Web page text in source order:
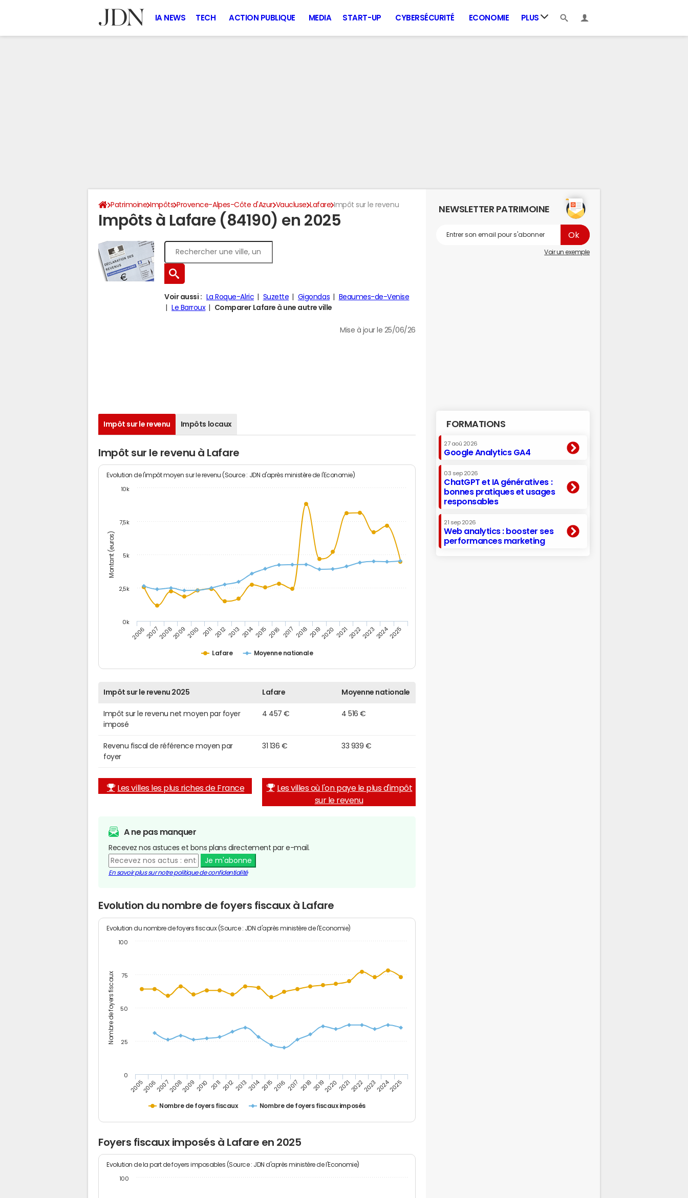
IA NEWS TECH ACTION PUBLIQUE MEDIA START-UP CYBERSÉCURITÉ ECONOMIE PLUS
Patrimoine Impôts Provence-Alpes-Côte d'Azur Vaucluse Lafare Impôt sur le revenu
Impôts à Lafare (84190) en 2025
Voir aussi : La Roque-Alric Suzette Gigondas
Beaumes-de-Venise
Le Barroux
Comparer Lafare à une autre ville
Mise à jour le 25/06/26
Impôt sur le revenu Impôts locaux
Impôt sur le revenu à Lafare
Montant (euros)
Evolution de l'impôt moyen sur le revenu (Source : JDN d'après ministère de l'Economie)
Lafare Moyenne nationale
20062007200820092010 2011 20122013201420152016 2017 20182019202020212022202320242025
0k
2,5k
5k
7,5k
10k
Impôt sur le revenu 2025 Lafare Moyenne nationale
Impôt sur le revenu net moyen par foyer
imposé
4 457 € 4 516 €
Revenu fiscal de référence moyen par
foyer
31 136 € 33 939 €
Les villes les plus riches de France
Les villes où l'on paye le plus d'impôt
sur le revenu
A ne pas manquer
Recevez nos astuces et bons plans directement par e-mail.
Je m'abonne
En savoir plus sur notre politique de confidentialité
Evolution du nombre de foyers fiscaux à Lafare
Nombre de foyers fiscaux
Evolution du nombre de foyers fiscaux (Source : JDN d'après ministère de l'Economie)
Nombre de foyers fiscaux Nombre de foyers fiscaux imposés
200520062007200820092010 201120122013201420152016 2017 20182019202020212022202320242025
0
100
25
50
75
Foyers fiscaux imposés à Lafare en 2025
Evolution de la part de foyers imposables (Source : JDN d'après ministère de l'Economie)
100
NEWSLETTER PATRIMOINE
Voir un exemple
FORMATIONS
27 aoû 2026
Google Analytics GA4
03 sep 2026
ChatGPT et IA génératives :
bonnes pratiques et usages
responsables
21 sep 2026
Web analytics : booster ses
performances marketing